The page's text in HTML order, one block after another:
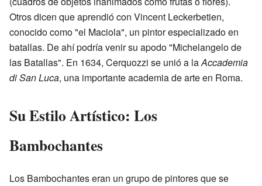
Otros dicen que aprendió con Vincent Leckerbetien,
conocido como "el Maciola", un pintor especializado en
batallas. De ahí podría venir su apodo "Michelangelo de
las Batallas". En 1634, Cerquozzi se unió a laAccademia
di San Luca, una importante academia de arte en Roma.
Su Estilo Artístico: Los
Bambochantes
Los Bambochantes eran un grupo de pintores que se